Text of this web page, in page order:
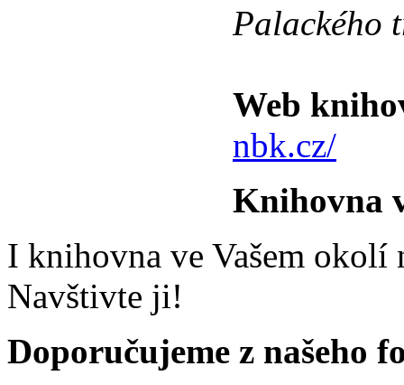
Palackého
Web
nbk.cz/
Knihovna
I knihovna ve Vašem okolí
Navštivte ji!
Doporučujeme z našeho